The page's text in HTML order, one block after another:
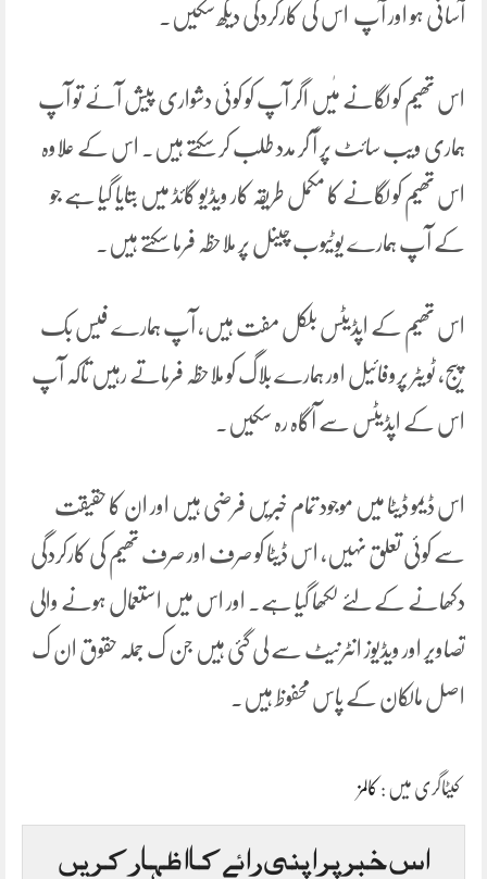
آسانی ہو اور آپ اس کی کارکردگی دیکھ سکیں۔
اس تھیم کو لگانے مٰیں اگر آپ کو کوئی دشواری پیش آئے تو آپ
ہماری ویب سائٹ پر آ کر مدد طلب کر سکتے ہیں۔ اس کے علاوہ
اس تھیم کو لگانے کا مکمل طریقہ کار ویڈیو گائڈ میں بتایا گیا ہے جو
کے آپ ہمارے یوٹیوب چینل پر ملاحظہ فرما سکتے ہیں۔
اس تھیم کے اپڈیٹس بلکل مفت ہیں، آپ ہمارے فیس بک
پیج، ٹویٹر پروفائیل اور ہمارے بلاگ کو ملاحظہ فرماتے رہیں تاکہ آپ
اس کے اپڈیٹس سے آگاہ رہ سکیں۔
اس ڈیمو ڈیٹا میں موجود تمام خبریں فرضی ہیں اور ان کا حقیقت
سے کوئی تعلق نہیں، اس ڈیٹا کو صرف اور صرف تھیم کی کارکردگی
دکھانے کے لئے لکھا گیا ہے۔ اور اس میں استعمال ہونے والی
تصاویر اور ویڈیوز انٹرنیٹ سے لی گئی ہیں جن ک جملہ حقوق ان ک
اصل مالکان کے پاس محفوظ ہیں۔
کیٹاگری میں : کالمز
اس خبر پر اپنی رائے کا اظہار کریں